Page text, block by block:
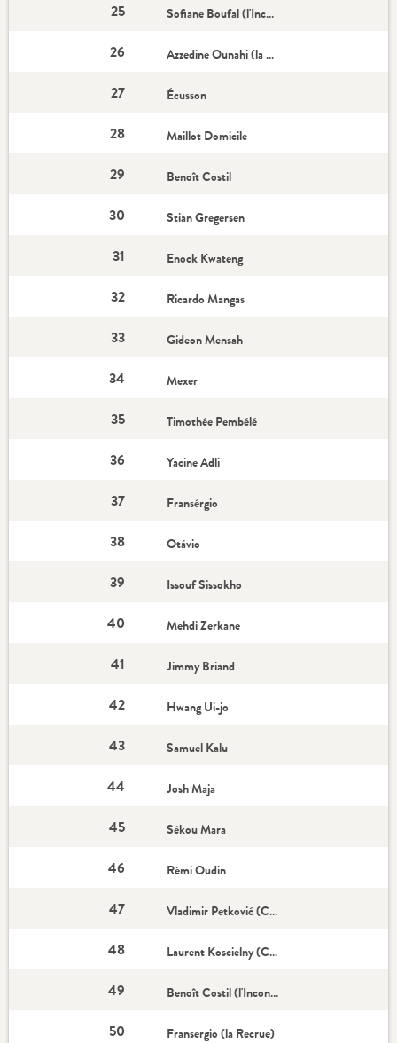
25 Sofiane Boufal (l'Incontournable)
26 Azzedine Ounahi (la Recrue)
27 Écusson
28 Maillot Domicile
29 Benoît Costil
30 Stian Gregersen
31 Enock Kwateng
32 Ricardo Mangas
33 Gideon Mensah
34 Mexer
35 Timothée Pembélé
36 Yacine Adli
37 Fransérgio
38 Otávio
39 Issouf Sissokho
40 Mehdi Zerkane
41 Jimmy Briand
42 Hwang Ui-jo
43 Samuel Kalu
44 Josh Maja
45 Sékou Mara
46 Rémi Oudin
47 Vladimir Petković (Coach)
48 Laurent Koscielny (Capitaine)
49 Benoît Costil (l'Incontournable)
50 Fransergio (la Recrue)